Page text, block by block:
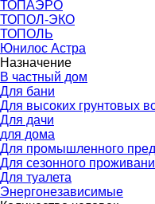
ТОПАЭРО
ТОПОЛ-ЭКО
ТОПОЛЬ
Юнилос Астра
Назначение
В частный дом
Для бани
Для высоких грунтовых
Для дачи
для дома
Для промышленного
Для сезонного
Для туалета
Энергонезависимые